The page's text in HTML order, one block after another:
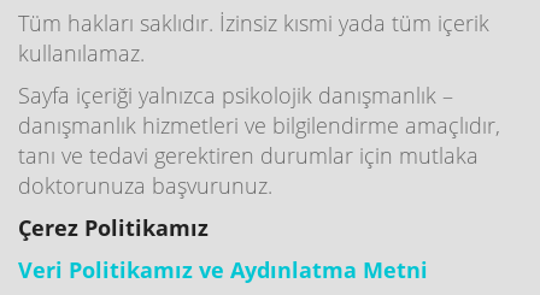
Tüm hakları saklıdır. İzinsiz kısmi yada tüm içerik
kullanılamaz.
Sayfa içeriği yalnızca psikolojik danışmanlık –
danışmanlık hizmetleri ve bilgilendirme amaçlıdır,
tanı ve tedavi gerektiren durumlar için mutlaka
doktorunuza başvurunuz.
Çerez Politikamız
Veri Politikamız ve Aydınlatma Metni